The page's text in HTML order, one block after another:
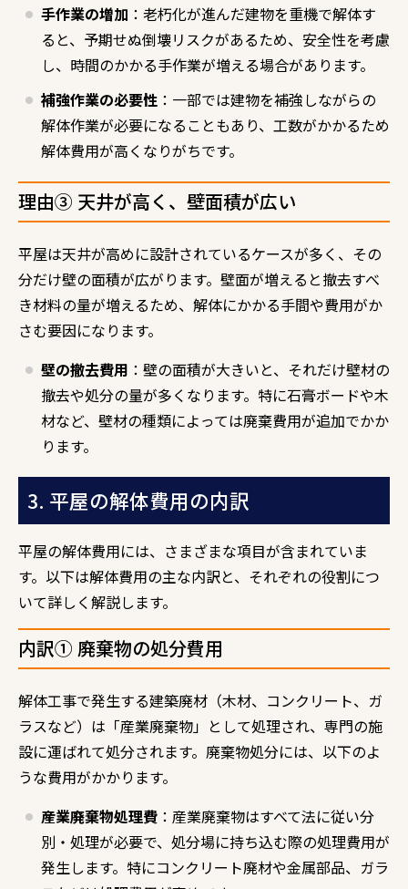
手作業の増加 ：老朽化が進んだ建物を重機で解体す
ると、予期せぬ倒壊リスクがあるため、安全性を考慮
し、時間のかかる手作業が増える場合があります。
補強作業の必要性 ：一部では建物を補強しながらの
解体作業が必要になることもあり、工数がかかるため
解体費用が高くなりがちです。
理由③ 天井が高く、壁面積が広い
平屋は天井が高めに設計されているケースが多く、その
分だけ壁の面積が広がります。壁面が増えると撤去すべ
き材料の量が増えるため、解体にかかる手間や費用がか
さむ要因になります。
壁の撤去費用 ：壁の面積が大きいと、それだけ壁材の
撤去や処分の量が多くなります。特に石膏ボードや木
材など、壁材の種類によっては廃棄費用が追加でかか
ります。
3. 平屋の解体費用の内訳
平屋の解体費用には、さまざまな項目が含まれていま
す。以下は解体費用の主な内訳と、それぞれの役割につ
いて詳しく解説します。
内訳① 廃棄物の処分費用
解体工事で発生する建築廃材（木材、コンクリート、ガ
ラスなど）は「産業廃棄物」として処理され、専門の施
設に運ばれて処分されます。廃棄物処分には、以下のよ
うな費用がかかります。
産業廃棄物処理費 ：産業廃棄物はすべて法に従い分
別・処理が必要で、処分場に持ち込む際の処理費用が
発生します。特にコンクリート廃材や金属部品、ガラ